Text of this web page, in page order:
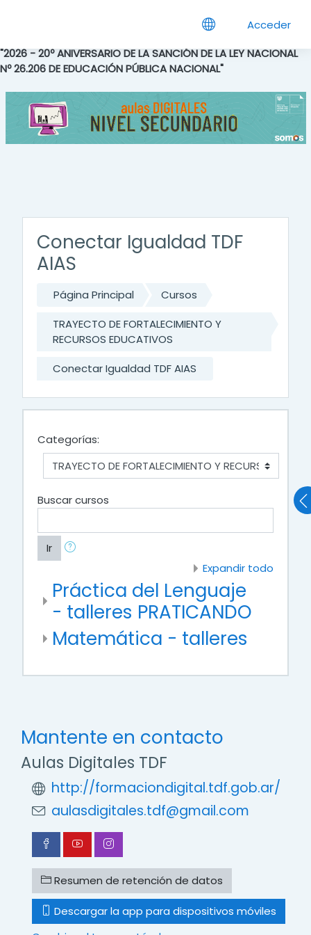
Acceder
"2026 - 20º ANIVERSARIO DE LA SANCIÓN DE LA LEY NACIONAL
Nº 26.206 DE EDUCACIÓN PÚBLICA NACIONAL"
Conectar Igualdad TDF
AIAS
Página Principal
Cursos
TRAYECTO DE FORTALECIMIENTO Y
RECURSOS EDUCATIVOS
Conectar Igualdad TDF AIAS
Categorías:
Buscar cursos
Ir
Expandir todo
Práctica del Lenguaje
- talleres PRATICANDO
Matemática - talleres
Mantente en contacto
Aulas Digitales TDF
http://formaciondigital.tdf.gob.ar/
aulasdigitales.tdf@gmail.com
Resumen de retención de datos
Descargar la app para dispositivos móviles